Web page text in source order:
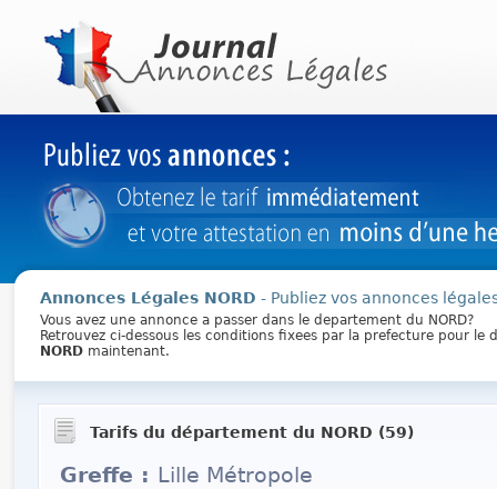
Annonces Légales NORD - Publiez vos annonces
Vous avez une annonce a passer dans le departement du NORD?
Retrouvez ci-dessous les conditions fixees par la prefecture pour
NORDmaintenant.
Tarifs du département du NORD (59)
Greffe : Lille Métropole